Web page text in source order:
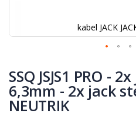
kabel JACK
na
początek
galerii
SSQ JSJS1 PRO -
6,3mm - 2x jack
NEUTRIK